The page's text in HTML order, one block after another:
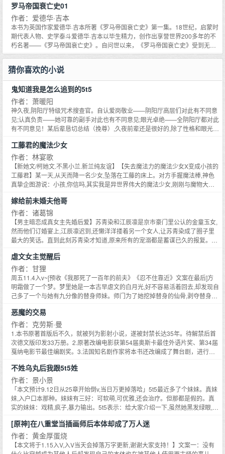
克尼尔、科幻经典《银河帝国》的作者阿西莫夫等。二战时期知名的英国首相
丘吉尔，更是经常在演说中引用书里的金句，其政治和战略思想也深受该书影
响。《罗马帝国衰亡史》从政治、经济、军事、文化等角度，展现了罗马帝国
1300多年由盛而衰、直至毁灭的全过程。博大雄伟的史观加上优美典雅的文
字，使得西方人一谈及罗马帝国，必定会想到此书。此书也自然而然成为了了
解罗马帝国不可不读的至高经典。
罗马帝国衰亡史01
作者：爱德华·吉本
本书为英国作家爱德华·吉本所著《罗马帝国衰亡史》第一集。18世纪，启蒙时
期代表人物、史学泰斗爱德华·吉本以毕生精力，创作出享誉世界200多年的不
朽名著——《罗马帝国衰亡史》。自问世以来，《罗马帝国衰亡史》受到无数
名家的极力推崇，包括哲学泰斗休谟、经济学之父亚当·斯密、全球史奠基人麦
丘吉尔，更是经常在演说中引用书里的金句，其政治和战略思想也深受该书影
响。《罗马帝国衰亡史》从政治、经济、军事、文化等角度，展现了罗马帝国
1300多年由盛而衰、直至毁灭的全过程。博大雄伟的史观加上优美典雅的文
字，使得西方人一谈及罗马帝国，必定会想到此书。此书也自然而然成为了了
解罗马帝国不可不读的至高经典。
猜你喜欢的小说
鬼知道我是怎么追到的5t5
作者：萧暖阳
神久夜,阴阳厅特级咒术搜查官。自认爱岗敬业——阴阳厅高层们对此有不同意
见;认真负责——她可靠的副手对此也有不同意见;眼光卓绝——全阴阳厅都对此
有不同意见！某后辈恳切总结（挽尊）,久夜前辈还是很好的,除了性格和眼光。
谁呢？神久夜：嗯,所以五条怎么了？同僚：……鉴于她那个全阴阳厅都知道的
明恋对象,好心的同僚们每年都会在她生日那天送来的许许多多各式各样的神明
图片,神系不定,东西方不一。——大家一致认为她应该没事多拜拜神,毕竟只有
神明能保佑她了。本地神可能扛不住那一位造,外国神也可以多试试。大家都是
神,有灾一起扛。神久夜：……被迫认识了全世界神明的神久夜觉得她的同事们
到有一天她意外来到了某条世界线的十二年前,遇到了十六岁还在上高专的五
条。神久夜：……那一天,她悟了。她要向同事们道歉,对不起,有病的可能真的
是她。***双向箭头,鸡飞狗跳,最强咒术师教你怎么在互相明恋的情况下保持单
身。
工藤君的魔法少女
作者：林宴歌
【新她文/柯她文.不黑小兰.新兰纯友谊】【失去魔法力的魔法少女X变成小孩的
工藤君】某一天,从天而降一名少女,坠落在工藤的床上。对方手握魔法棒,神色
真挚企图游说：小孩,你信吗,其实我是异世界伟大的魔法少女,刚刚与魔物大战
入室抢劫！！！文名感谢追梦寻本的赞助~日更,有事会评论区请假.文案无能,总
之是一个一直生活在森林的异世界天使忽然来到现代社会都市、生活不能自理
的白痴天使被小孩哥（？）侦探先生抚养的故事。工藤红方,但因为剧情私设有
白切黑偏执设定,只是藏得很好,ooc致歉。推推下本：《我,赤司妹妹,打钱！》
文案：最开始,赤司征十郎的说辞是,身为妹妹,不要忤逆我。到后来,赤司征十郎
赤司的名字来,那男人绝对会消失在东京。黏人精表妹和妹控赤司君的故事。无
血缘关系/亲情变质/治愈文男主控制欲强/女主软萌粘豆包五岁年龄差[下划线重
点：高甜无虐]
嫁给前未婚夫他哥
作者：诸葛锦
【男主暗恋成真女主先婚后爱】苏青染和江辰凛是京市豪门里公认的金童玉女,
然而他们订婚宴上,江辰凛迟到,还懒洋洋搂着另一个女人,让苏青染成了圈子里
最大的笑话。直到此刻苏青染才知道,原来所有的宠溺都是蓄谋已久的报复。她
日里交集甚少,苏青染红着眼睛怒问：你也是来看我笑话的吗？裴景彦沉默地盯
着她,片刻后开口：苏小姐,要不要和我结婚？苏青染：好,现场直接换人。后来,
江辰凛后悔了,某个夜晚借着酒意去找苏青染,预想着无论她怎么打他骂他都可
以,只要她原谅他。苏青染站在门后,淡淡地说：我已经结婚了。江辰凛不信：染
染,都是我的错,你别赌气。然而男人从身后走来,握住苏青染的手,目光冷淡地扫
富、权势,似乎都不曾入他的眼,然而没人知道,他觊觎自己同母异父弟弟的女朋
友,已然经年。大美人雕刻师x人前沉默人后黏人总裁#保护非物质文化遗产,保
护你#双C----存稿坑《暗恋破茧》求预收-----文案：许矜暗恋学长蒋阅珩两年,
在对方快要毕业时候,终于鼓足勇气递了封情书。然而对方打开看后,当着她的面
把情书撕了粉碎,冷漠转身。这是他们高中最后一次见面。一别五年,再次邂逅。
许矜忍不住问出堵在心头多年的问题：当初拒绝就拒绝,干嘛当我的面撕了情
书？蒋总就是这么没风度？男人凉凉看过来：你说呢？蒋阅珩高中三年,不知被
递过多少情书,接下过的却只有一封,拆开一看,还不是给他,而是给班里叫蒋行的
篮球队队长的。他冷漠撕碎情书,转身离去的时候,看到了女孩微红的双眼。原本
觉得不过是平静心湖上偶尔的涟漪,却不料之后五年,那个画面却依旧挥之不去。
#原来我暗恋两年,连学长名字都弄错了##蒋阅珩&蒋行竟然是两个人##情书加
一个字,再加一个王字旁,还能补救么#【小剧场】和蒋阅珩在一起后,许矜参加了
他们班的同学会。有人对着一个陌生男生喊：阿行,过来坐。许矜震惊地转头看
向自己身旁的蒋阅珩：那个才是阿行？那你是谁？难道不是之前有人把蒋阅珩
的名字故意念错,把heng读成了xing？蒋阅珩几乎是咬牙切齿：你老公。更多完
结文见专栏
虐文女主觉醒后
作者：甘狸
周五11.4入v~[预收《我那死了一百年的前夫》《忍不住靠近》文案在最后]方
明霜做了一个梦。梦里她是一本古早虐文的白月光,好不容易活着回去,却发现自
己多了一个与她有九分像的替身师妹。师门为了她挖掉替身的仙骨,剥夺替身的
众人唾弃和厌恶,虐身又虐心。然后她还了仙骨自毁修为,一跃跳下万魔渊,所有
人便疯了一样地找她,求她原谅。方明霜：？这怎么可能结果她一回到宗门,就看
到了那个替身师妹。证实一切跟梦里没什么差别后,她收拾包袱决定离开的当晚,
与穿书的师妹撞了个正着。两人一合计,携手下山,换个地方隐姓埋名,各自留下
一封退宗信,溜了。后来,全天下都贴满了寻人布告。直到妖族三皇子要与人成
霜！大婚当日,有几人突然怒闯：这婚不能成,把霜儿还回来！下一刻,他们就被
一掌掀至门外。找死。身穿喜服的男人脸上挂着残忍的微笑,左眼的疤痕显得更
加阴邪：我看谁敢上前？就在这时,后方传来一声：小黑豆。在场众人听到这个
称呼,纷纷虎躯一震。男人瞬间收敛气息,转头低眉顺眼：怎么了？大喜之日还是
和气为……方明霜走出来看到几个熟悉的面孔,顿了顿：都赶走。退宗不久后,方
明霜意外救下一只濒死的小蛇妖,签订灵宠契约才让其顺利活下来。就是不知道
为什么,这家伙长得越来越不像蛇,然后又在一夜之间忽然变回原样。第一次养灵
宠的方明霜：？一个误以为对方是条蛇的事业狂魔女主&一个误以为对方只喜
欢蛇的自卑半妖龙。1V1-《我那死了一百年的前夫》姜于然有一个夫君,他们年
少相识,但感情不深,因一场意外而成婚。后来,又因为一场意外,她的夫君死了,成
恶魔的交易
作者：克劳斯·曼
1.本书原著首版后不久，就被列为影射小说，遂被封禁长达35年。待解禁后首
次德文版印发33万册。2.原著改编电影获第54届奥斯卡最佳外语片奖、第34届
戛纳电影节最佳编剧奖。3.法国知名剧作家将本书还改编成了舞台剧，进行全
识分子的心理，这些人为了华而不实的名声和转瞬即逝的财富而出卖他们的才
华。最初连吃顿好饭都要借钱的喜剧演员亨德里克，后来他不但在舞台上演
戏，也在生活中演戏，他总在撒谎，然而他又从不撒谎，他的虚假就是他的真
实。最后他又因梅菲斯托这个角色成功进入上流社会，同时也使他意识到自己
已经与恶魔签订了一份邪恶的协议。亨德里克也曾试图帮助他的朋友，或 者将
从未发生过的事情，要发生也只有一次。然而现在，他手上已有了永远也洗刷
不掉的污点……小说读起来轻松，饶有兴味，可以说极其出色，许多地方十分
诙谐，语言也很优美、清晰……——托马斯· 曼以这样一种扣人心弦的方式，创
造了一种由众多人物上演的杂技艺术的范例，而且如此成功地将娱乐、讽刺与
不姓乌丸后我跟5t5姓
作者：景小景
「本文预计9.12日从25章开始倒v,当日万更掉落哈」5t5最近多了个妹妹。真妹
妹,入户口本那种。妹妹有三好：可软萌,可优雅,还会治疗。但那都是假的。真
实的妹妹：戏精,疯子,暴力输出。5t5表示：给大家介绍一下,虽然她黑发绿眼,术
是觊觎妹妹的垃圾。——伏黑最近多了个姑姑。姑姑很强,他希望着自己有一天
在咒术上和姑姑一样强。但其他方面就算了。因为是能不靠谱到让他在任务中
cos喜欢的漫画角色的大人。伏黑立志早日成长摆脱这些不靠谱的大人。然后
他就被名叫APTX4869的咒灵变成了小学生。再然后,他被亲姑姑送进了帝丹小
[原神]在八重堂当插画师后本体却成了万人迷
作者：黄金厚蛋烧
【本文将于1.15入V,入V当天会掉落万字更新,谢谢大家支持！】文案一：没有